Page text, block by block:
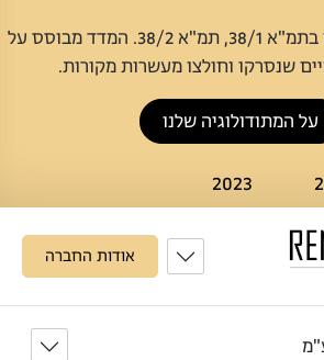
אלו היזמים המובילים בתמ"א 38/1, תמ"א 38/2. המדד מבוסס על
שנסרקו וחולצו מעשרות מקורות.
על המתודולוגיה שלנו
2023
אודות החברה